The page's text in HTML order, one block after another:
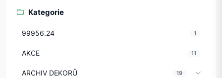
Kategorie
99956.24 1
AKCE 11
ARCHIV DEKORŮ 19